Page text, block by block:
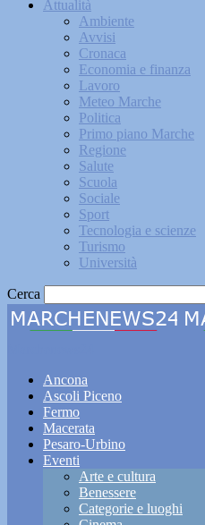
Attualità
Ambiente
Avvisi
Cronaca
Economia e finanza
Lavoro
Meteo Marche
Politica
Primo piano Marche
Regione
Salute
Scuola
Sociale
Sport
Tecnologia e scienze
Turismo
Università
Cerca
Ancona
Ascoli Piceno
Fermo
Macerata
Pesaro-Urbino
Eventi
Arte e cultura
Benessere
Categorie e luoghi